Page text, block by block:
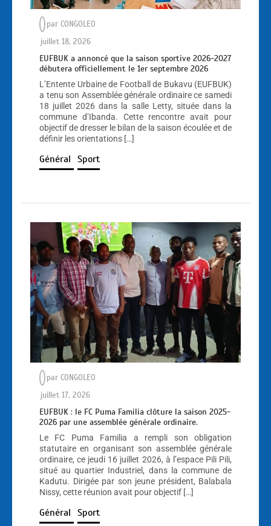
par CONGOLEO
juillet 18, 2026
EUFBUK a annoncé que la saison sportive 2026-2027
débutera officiellement le 1er septembre 2026
L’Entente Urbaine de Football de Bukavu (EUFBUK)
a tenu son Assemblée générale ordinaire ce samedi
18 juillet 2026 dans la salle Letty, située dans la
commune d’Ibanda. Cette rencontre avait pour
objectif de dresser le bilan de la saison écoulée et de
définir les orientations […]
Général Sport
par CONGOLEO
juillet 17, 2026
EUFBUK : le FC Puma Familia clôture la saison 2025-
2026 par une assemblée générale ordinaire.
Le FC Puma Familia a rempli son obligation
statutaire en organisant son assemblée générale
ordinaire, ce jeudi 16 juillet 2026, à l’espace Pili Pili,
situé au quartier Industriel, dans la commune de
Kadutu. Dirigée par son jeune président, Balabala
Nissy, cette réunion avait pour objectif […]
Général Sport